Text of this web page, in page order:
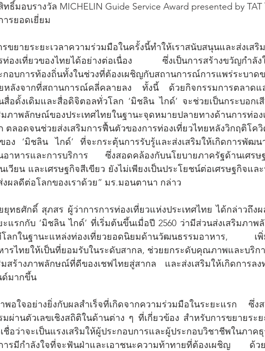
ทธิ์มอบรางวัล MICHELIN Guide Service Award presented by
ารยอดเยี่ยม
รขยายระยะเวลาความร่วมมือในครั้งนี้ทำให้เราสนับสนุนและส่งเส
ท่องเที่ยวของไทยได้อย่างต่อเนื่อง ซึ่งเป็นการสร้างขวัญกำลัง
กอบการท้องถิ่นทั้งในช่วงที่ต้องเผชิญกับสถานการณ์การแพร่ระบา
หลังจากที่สถานการณ์คลี่คลายลง ทั้งนี้ ด้วยกิจกรรมการตลาดแล
สื่อดั้งเดิมและสื่อดิจิตอลทั่วโลก ‘มิชลิน ไกด์’ จะช่วยเป็นกระบอกเ
มภาพลักษณ์ของประเทศไทยในฐานะจุดหมายปลายทางด้านการท่อง
ตลอดจนช่วยส่งเสริมการฟื้นตัวของการท่องเที่ยวไทยหลังวิกฤติโค
อง ‘มิชลิน ไกด์’ ที่จะกระตุ้นการรับรู้และส่งเสริมให้เกิดการพัฒน
อาหารและการบริการ ซึ่งสอดคล้องกับนโยบายภาครัฐด้านเศ
เวียน และเศรษฐกิจสีเขียว ยังไม่เพียงเป็นประโยชน์ต่อเศรษฐกิจแล
งผลดีต่อโลกของเราด้วย” มร.มอนตานา กล่าว
ยุทธศักดิ์ สุภสร ผู้ว่าการการท่องเที่ยวแห่งประเทศไทย ได้กล่าวถึง
ะแรกกับ ‘มิชลิน ไกด์’ ที่เริ่มต้นขึ้นเมื่อปี 2560 ว่ามีส่วนส่งเสริมภา
โลกในฐานะแหล่งท่องเที่ยวยอดนิยมด้านวัฒนธรรมอาหาร, เพิ่
ารไทยให้เป็นที่ยอมรับในระดับสากล, ช่วยยกระดับคุณภาพและบริก
มสร้างภาพลักษณ์ที่ดีของเชฟไทยสู่สากล และส่งเสริมให้เกิดการลง
ด์มากขึ้น
าพอใจอย่างยิ่งกับผลสำเร็จที่เกิดจากความร่วมมือในระยะแรก ซึ่ง
มผ่านตัวเลขเชิงสถิติในด้านต่าง ๆ ที่เกี่ยวข้อง สำหรับการขยายระ
เชื่อว่าจะเป็นแรงเสริมให้ผู้ประกอบการและผู้ประกอบวิชาชีพในภาค
ารมีกำลังใจที่จะฟันฝ่าและเอาชนะความท้าทายที่ต้องเผชิญ ด้ว